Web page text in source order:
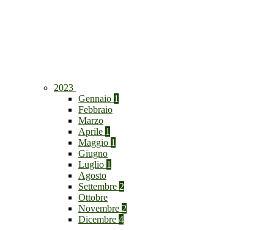
2023
Gennaio 1
Febbraio
Marzo
Aprile 1
Maggio 1
Giugno
Luglio 1
Agosto
Settembre 2
Ottobre
Novembre 2
Dicembre 4